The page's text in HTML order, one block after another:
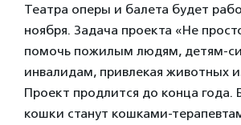
Театра оперы и балета будет
ноября. Задача проекта «Не
помочь пожилым людям, детям-
инвалидам, привлекая животных
Проект продлится до конца года.
кошки станут кошками-